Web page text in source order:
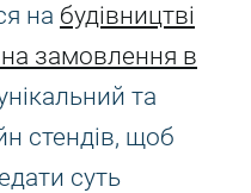
на будівництві
замовлення в
та
стендів, щоб
суть